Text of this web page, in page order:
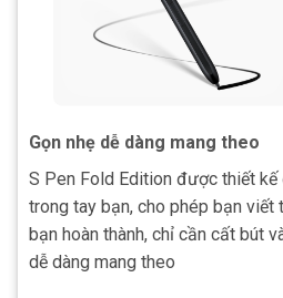
Gọn nhẹ dễ dàng mang theo
S Pen Fold Edition được thiết
trong tay bạn, cho phép bạn viết
bạn hoàn thành, chỉ cần cất bút
dễ dàng mang theo